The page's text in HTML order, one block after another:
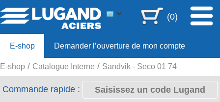
(0)
E-shop Demander l’ouverture de mon compte
Offre 80ans
E-shop Catalogue Interne Sandvik - Seco 01 74
Commande rapide :